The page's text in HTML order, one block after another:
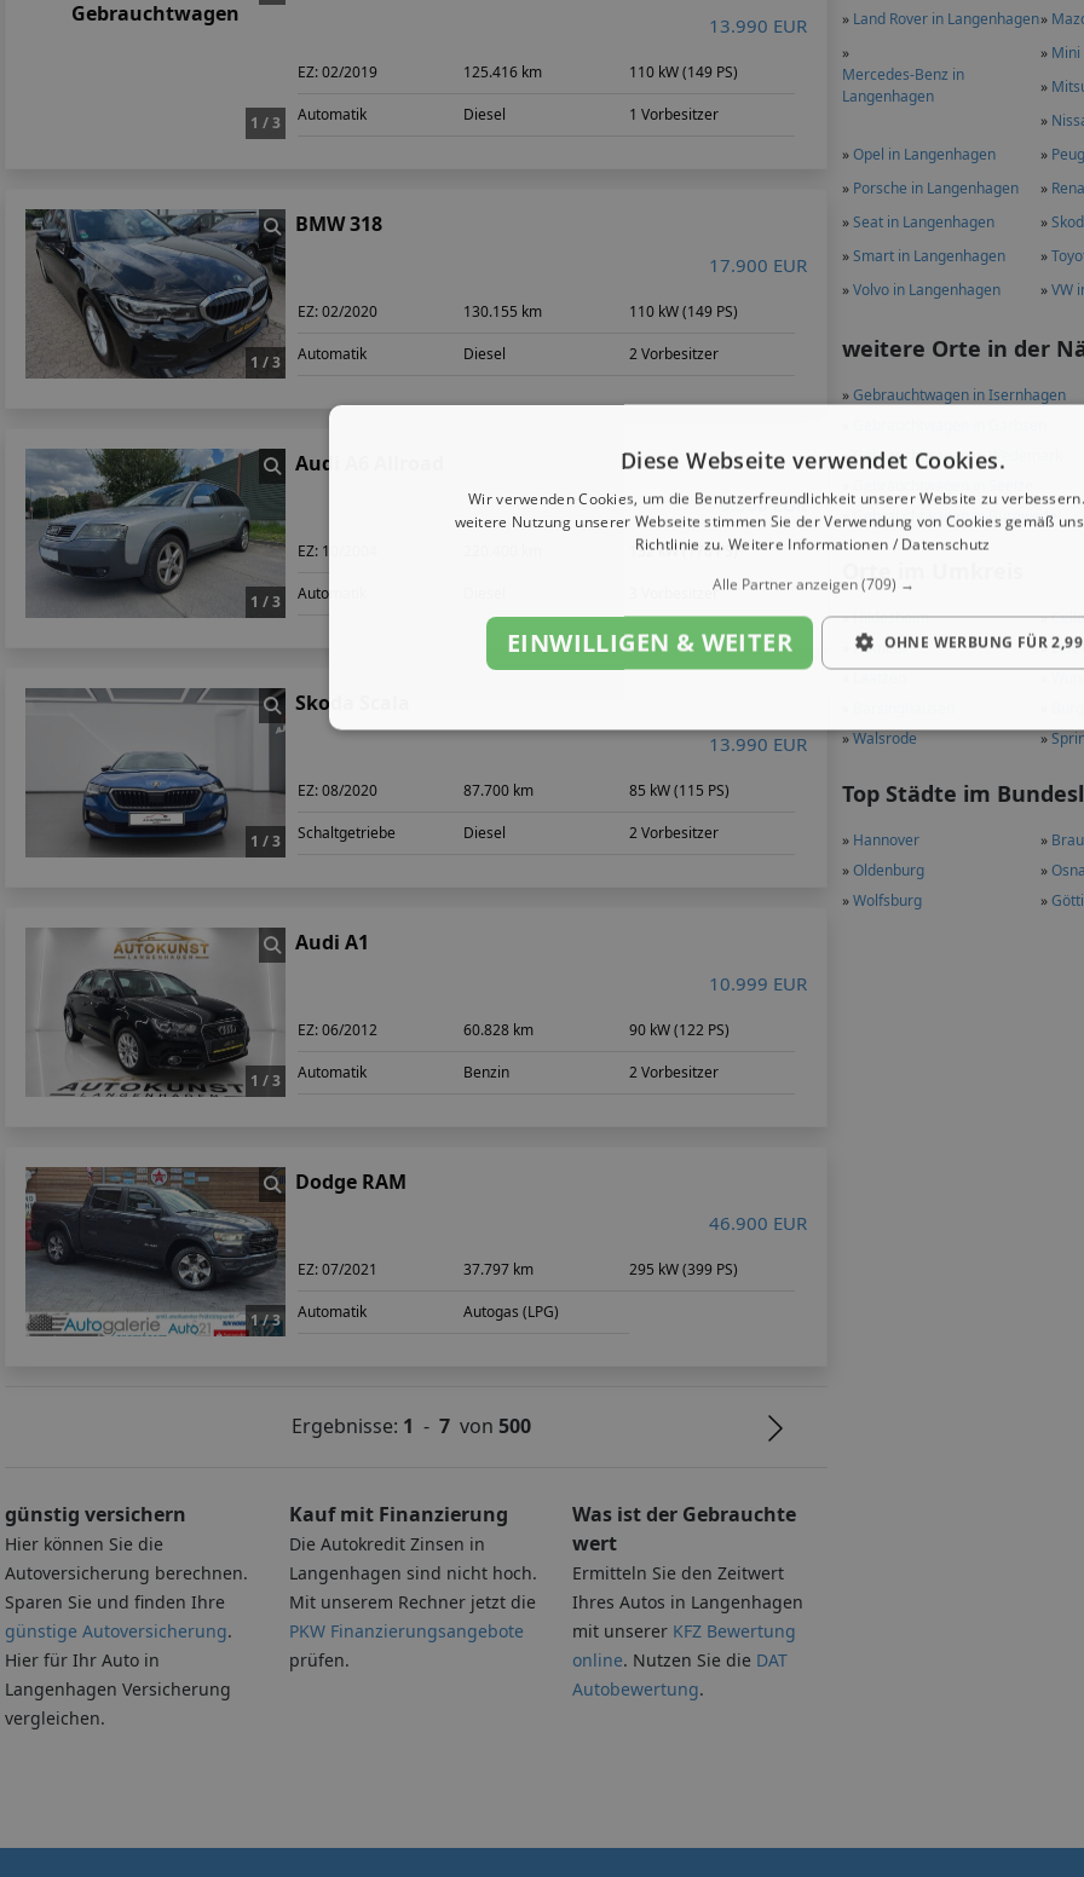
» Land Rover in Langenhagen»
»
Mercedes-Benz in
Langenhagen
» Mini
»
»
»Opel in Langenhagen »
» Porsche in Langenhagen »
»Seat in Langenhagen »
»Smart in Langenhagen »
»Volvo in Langenhagen »VW
weitere Orte in der
»Gebrauchtwagen in Isernhagen
»Gebrauchtwagen in Wedemark
»Gebrauchtwagen in Burgwedel
Orte im Umkreis
»Hildesheim »Celle
Hameln »
»Walsrode »
Top Städte im
» Hannover »
»Oldenburg »
»Wolfsburg »
1 / 3
13.990 EUR
EZ:02/2019 125.416 km 110 kW (149 PS)
Automatik Diesel 1 Vorbesitzer
1 / 3
BMW 318
17.900 EUR
EZ:02/2020 130.155 km 110 kW (149 PS)
Automatik Diesel 2 Vorbesitzer
1 / 3
Audi A6 Allroad
9.300 EUR
EZ: 10/2004 132 kW (178 PS)
Automatik 3 Vorbesitzer
1 / 3
Skoda Scala
13.990 EUR
EZ:08/2020 87.700 km 85 kW (115 PS)
Schaltgetriebe Diesel 2 Vorbesitzer
1 / 3
Audi A1
10.999 EUR
EZ:06/2012 60.828 km 90 kW (122 PS)
Automatik Benzin 2 Vorbesitzer
1 / 3
Dodge RAM
46.900 EUR
EZ:07/2021 37.797 km 295 kW (399 PS)
Automatik Autogas (LPG)
Ergebnisse: 1 - 7 von 500
günstig versichern
Hier können Sie die
Autoversicherung berechnen.
Sparen Sie und finden Ihre
günstige Autoversicherung.
Hier für Ihr Auto in
Langenhagen Versicherung
vergleichen.
Kauf mit Finanzierung
Die Autokredit Zinsen in
Langenhagen sind nicht hoch.
Mit unserem Rechner jetzt die
PKW Finanzierungsangebote
prüfen.
Was ist der Gebrauchte
wert
Ermitteln Sie den Zeitwert
Ihres Autos in Langenhagen
mit unserer KFZ Bewertung
online. Nutzen Sie die DAT
Autobewertung.
Diese Webseite verwendet Cookies.
Wir verwenden Cookies, um die Benutzerfreundlichkeit unserer Website zu
weitere Nutzung unserer Webseite stimmen Sie der Verwendung von Cookies gemäß
Richtlinie zu. Weitere Informationen / Datenschutz
Alle Partner anzeigen(709) →
EINWILLIGEN & WEITER OHNE WERBUNG FÜR